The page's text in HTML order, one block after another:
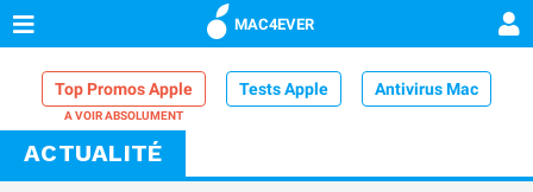
MAC4EVER
Top Promos Apple Tests Apple Antivirus Mac
VPN Mac
ACTUALITÉ